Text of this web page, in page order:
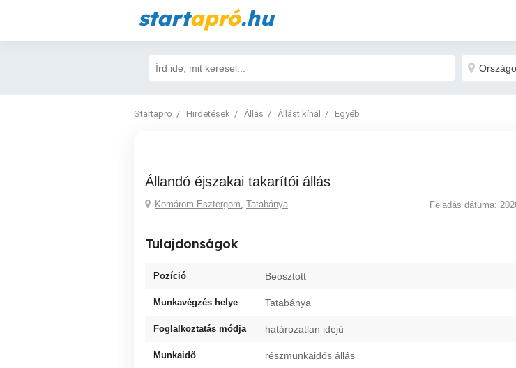
startapró.hu
Startapro Hirdetések Állás Állást kínál Egyéb
Állandó éjszakai takarítói állás
Komárom-Esztergom, Tatabánya Feladás dátuma:
Tulajdonságok
Pozíció Beosztott
Munkavégzés helye Tatabánya
Foglalkoztatás módja határozatlan idejű
Munkaidő részmunkaidős állás